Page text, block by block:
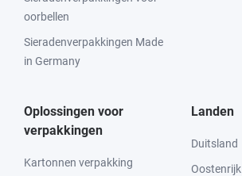
oorbellen
Sieradenverpakkingen Made
in Germany
Oplossingen voor
verpakkingen
Kartonnen verpakking
Landen
Duitsland
Oostenrijk